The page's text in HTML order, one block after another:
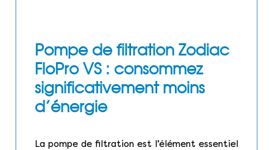
Pompe de filtration Zodiac
FloPro VS : consommez
significativement moins
d’énergie
La pompe de filtration est l’élément essentiel